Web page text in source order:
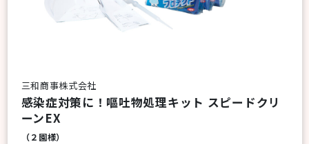
三和商事株式会社
感染症対策に！嘔吐物処理キット スピードクリ
ーンEX
（２園様）